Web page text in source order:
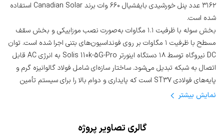
۳۱۶۲ عدد پنل خورشیدی بایفشیال ۶۶۰ وات برند Canadian Solar استفاده
شده است.
بخش سوله با ظرفیت ۱.۱ مگاوات به‌صورت نصب موزاییکی و بخش سقف
مسطح با ظرفیت ۱ مگاوات بر روی فونداسیون‌های بتنی اجرا شده است. توان
DC نیروگاه توسط ۱۸ دستگاه اینورتر Solis 110k-5G-Pro به انرژی AC قابل
اتصال به شبکه تبدیل می‌شود. ساختار سازه‌ای شامل فولاد گالوانیزه گرم و
پایه‌های فولادی ST37 است که پایداری و دوام بالا را برای سیستم تأمین
موجب کاهش بار فیدر کارخانه و معافیت آن از
نمایش بیشتر
گالری تصاویر پروژه